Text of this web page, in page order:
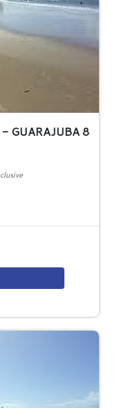
- GUARAJUBA 8